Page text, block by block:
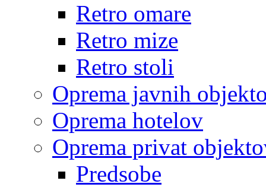
Retro omare
Retro mize
Retro stoli
Oprema javnih
Oprema hotelov
Oprema privat
Predsobe